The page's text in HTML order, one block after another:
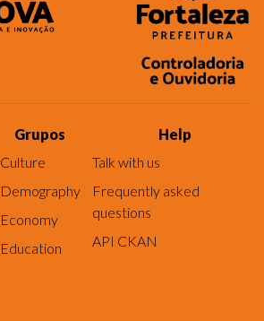
Grupos
Culture
Demography
Economy
Education
Help
Talk with us
Frequently asked
questions
API CKAN